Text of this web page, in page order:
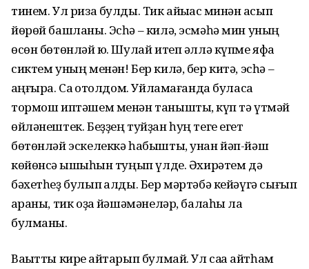
тинем. Ул риза булды. Тик айыҡҡас минән ҡасып
йөрөй башланы. Эсһә – килә, эсмәһә мин уның
өсөн бөтөнләй юҡ. Шулай итеп әллә күпме яфа
сиктем уның менән! Бер килә, бер китә, эсһә –
ҡаңғыра. Саҡ ҡотолдом. Уйламағанда буласаҡ
тормош иптәшем менән таныштыҡ, күп тә үтмәй
өйләнештек. Беҙҙең туйҙан һуң теге егет
бөтөнләй эскелеккә һабышты, унан йәп-йәш
көйөнсә ҡышҡыһын туңып үлде. Әхирәтем дә
бәхетһеҙ булып ҡалды. Бер мәртәбә кейәүгә сығып
ҡараны, тик оҙаҡ йәшәмәнеләр, балаһы ла
булманы.
Ваҡытты кире ҡайтарып булмай. Ул саҡҡа ҡайтһам